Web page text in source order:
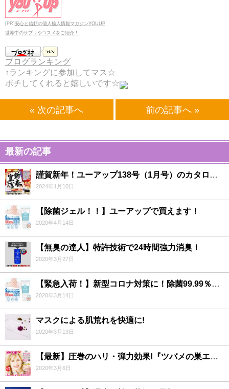
[PR] 安心と信頼の個人輸入情報マガジンYOUUP
世界中のサプリやコスメをご紹介！
ブログランキング
↑ランキングに参加してマス☆
ポチしてくれると嬉しいです☆
« 次の記事へ 前の記事へ »
最新の記事
謹賀新年！ユーアップ138号（1月号）のカタログ・チラシの発刊をお知らせいたします！
2024年1月10日
【除菌ジェル！！】ユーアップで買えます！
2020年4月14日
【無臭の達人】特許技術で24時間強力消臭！
2020年3月27日
【緊急入荷！】新型コロナ対策に！除菌99.99％ジェル！！
2020年3月14日
マスクによる肌荒れを快適に!
2020年3月13日
【最新】圧巻のハリ・弾力効果!『ツバメの巣エキス』で劇的若返り！？
2020年3月6日